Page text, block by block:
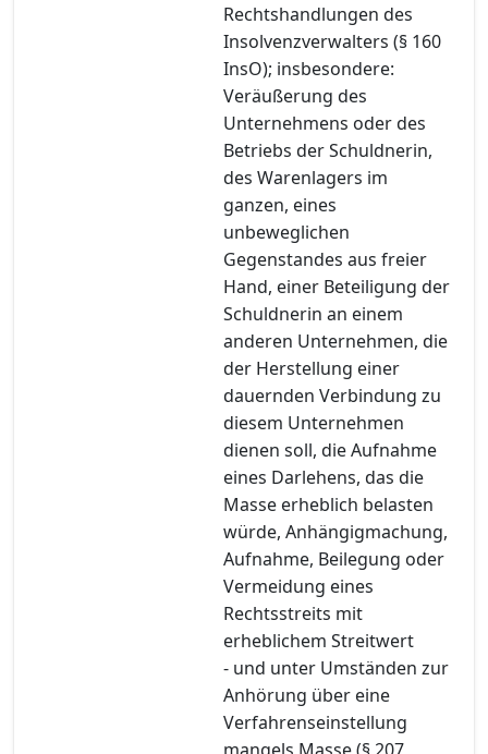
Rechtshandlungen des
Insolvenzverwalters (§ 160
InsO); insbesondere:
Veräußerung des
Unternehmens oder des
Betriebs der Schuldnerin,
des Warenlagers im
ganzen, eines
unbeweglichen
Gegenstandes aus freier
Hand, einer Beteiligung der
Schuldnerin an einem
anderen Unternehmen, die
der Herstellung einer
dauernden Verbindung zu
diesem Unternehmen
dienen soll, die Aufnahme
eines Darlehens, das die
Masse erheblich belasten
würde, Anhängigmachung,
Aufnahme, Beilegung oder
Vermeidung eines
Rechtsstreits mit
erheblichem Streitwert
- und unter Umständen zur
Anhörung über eine
Verfahrenseinstellung
mangels Masse (§ 207